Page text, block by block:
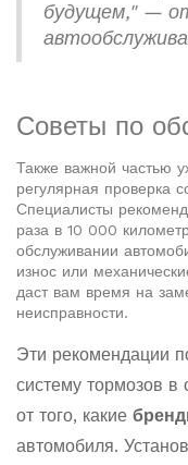
будущем," —
Советы по
Также важной частью
регулярная проверка
Специалисты
раза в 10 000
обслуживании
износ или
даст вам время на
неисправности.
Эти рекомендации
систему тормозов в
от того, какие
автомобиля.